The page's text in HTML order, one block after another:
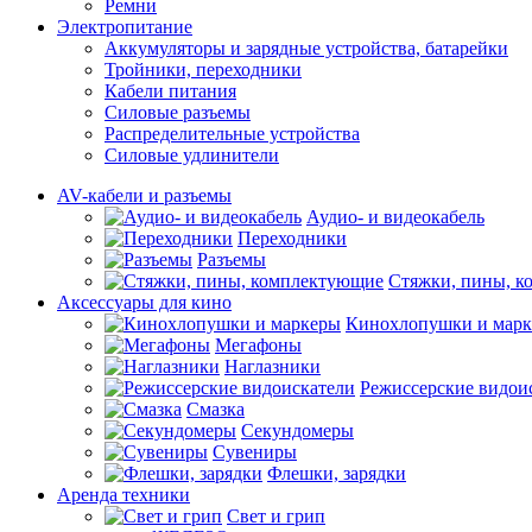
Ремни
Электропитание
Аккумуляторы и зарядные устройства, батарейки
Тройники, переходники
Кабели питания
Силовые разъемы
Распределительные устройства
Силовые удлинители
AV-кабели и разъемы
Аудио- и видеокабель
Переходники
Разъемы
Стяжки, пины,
Аксессуары для кино
Кинохлопушки и
Мегафоны
Наглазники
Режиссерские
Смазка
Секундомеры
Сувениры
Флешки, зарядки
Аренда техники
Свет и грип